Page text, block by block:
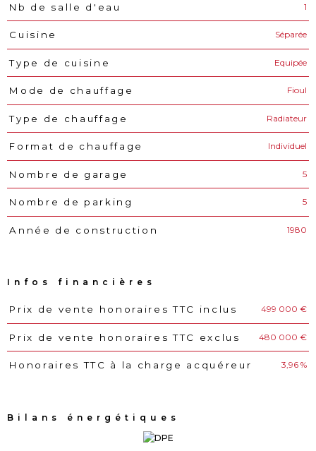
Nb de salle d'eau 1
Cuisine Séparée
Type de cuisine Equipée
Mode de chauffage Fioul
Type de chauffage Radiateur
Format de chauffage Individuel
Nombre de garage 5
Nombre de parking 5
Année de construction 1980
Infos financières
Caractéristiques Valeurs
Prix de vente honoraires TTC inclus 499 000 €
Prix de vente honoraires TTC exclus 480 000 €
Honoraires TTC à la charge acquéreur 3,96 %
Bilans énergétiques